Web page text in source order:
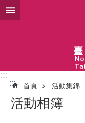
跳到主要內容區塊
:::
:::
首頁 活動集錦
活動相簿